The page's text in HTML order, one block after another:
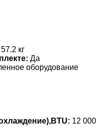
57.2 кг
Да
оборудование
12 000